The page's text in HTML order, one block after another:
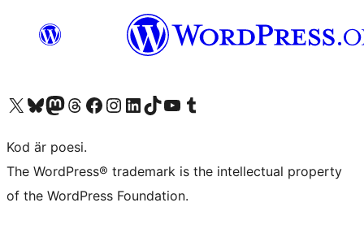
Besök vår X-konto (f.d. Twitter)
Besök vårt Bluesky-konto
Besök vårt Mastodon-konto
Besök vårt Thread-konto
Besök vår Facebook-sidaBesök vårt Instagram-konto
Besök vårt LinkedIn-konto
Besök vårt TikTok-konto
Besök vår YouTube-kanalBesök vårt Tumblr-konto
Kod är poesi.
The WordPress® trademark is the intellectual property
of the WordPress Foundation.